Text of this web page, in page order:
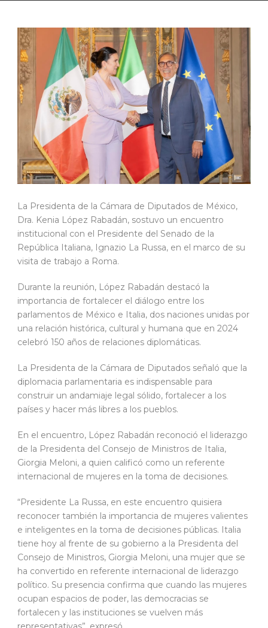
La Presidenta de la Cámara de Diputados de México,
Dra. Kenia López Rabadán, sostuvo un encuentro
institucional con el Presidente del Senado de la
República Italiana, Ignazio La Russa, en el marco de su
visita de trabajo a Roma.
Durante la reunión, López Rabadán destacó la
importancia de fortalecer el diálogo entre los
parlamentos de México e Italia, dos naciones unidas por
una relación histórica, cultural y humana que en 2024
celebró 150 años de relaciones diplomáticas.
La Presidenta de la Cámara de Diputados señaló que la
diplomacia parlamentaria es indispensable para
construir un andamiaje legal sólido, fortalecer a los
países y hacer más libres a los pueblos.
En el encuentro, López Rabadán reconoció el liderazgo
de la Presidenta del Consejo de Ministros de Italia,
Giorgia Meloni, a quien calificó como un referente
internacional de mujeres en la toma de decisiones.
“Presidente La Russa, en este encuentro quisiera
reconocer también la importancia de mujeres valientes
e inteligentes en la toma de decisiones públicas. Italia
tiene hoy al frente de su gobierno a la Presidenta del
Consejo de Ministros, Giorgia Meloni, una mujer que se
ha convertido en referente internacional de liderazgo
político. Su presencia confirma que cuando las mujeres
ocupan espacios de poder, las democracias se
fortalecen y las instituciones se vuelven más